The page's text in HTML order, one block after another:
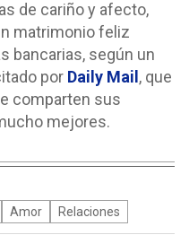
de cariño y afecto,
matrimonio feliz
bancarias, según un
por Daily Mail , que
comparten sus
mejores.
Amor Relaciones